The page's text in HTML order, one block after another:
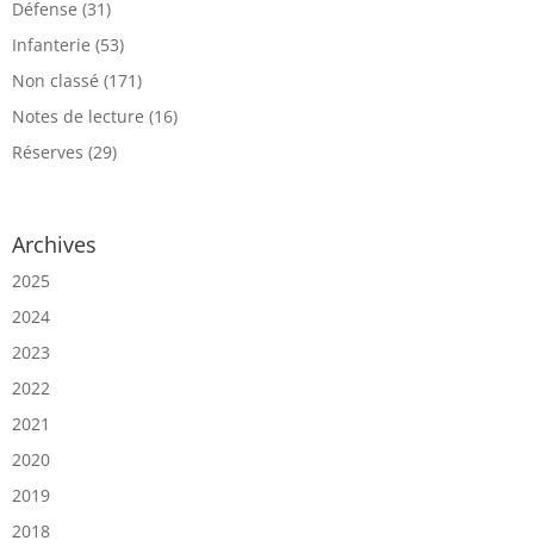
Défense (31)
Infanterie (53)
Non classé (171)
Notes de lecture (16)
Réserves (29)
Archives
2025
2024
2023
2022
2021
2020
2019
2018